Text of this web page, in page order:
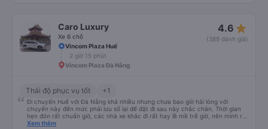
Caro Luxury
Xe 6 chỗ
4.6 star_rate
(389 đánh giá)
Vincom Plaza Huế
2 giờ 15 phút
Vincom Plaza Đà Nẵng
Thái độ phục vụ tốt +1
Đi chuyến Huế với Đà Nẵng khá nhiều nhưng chưa bao giờ hài lòng với
chuyến này đến mức phải lưu số lại để đặt đi sau này chắc chắn. Thời gian
hẹn đón rất chuẩn giờ, các nhà xe khác đi rất hay lề mề trễ giờ, nên mình rất
bất ngờ với sự đúng giờ của xe. Xe ngồi sạch sẽ, chạy khá êm, thơm tho mùi
Xem thêm